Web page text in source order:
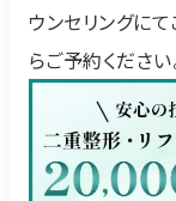
ウンセリングに
らご予約ください